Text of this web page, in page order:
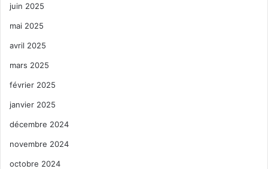
juin 2025
mai 2025
avril 2025
mars 2025
février 2025
janvier 2025
décembre 2024
novembre 2024
octobre 2024